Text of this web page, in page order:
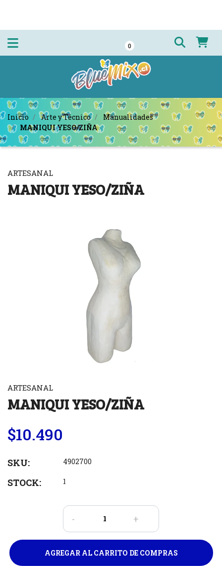
0
Inicio Arte y Técnico
Manualidades
MANIQUI YESO/ZIÑA
ARTESANAL
MANIQUI YESO/ZIÑA
ARTESANAL
MANIQUI YESO/ZIÑA
$10.490
SKU: 4902700
STOCK: 1
- +